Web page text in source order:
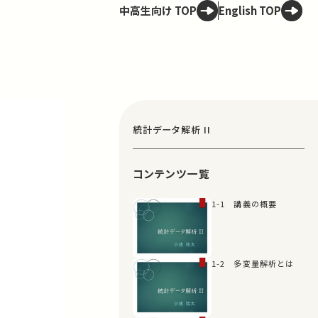
中高生向け TOP English TOP
統計データ解析 II
コンテンツ一覧
1-1 講義の概要
1-2 多変量解析とは